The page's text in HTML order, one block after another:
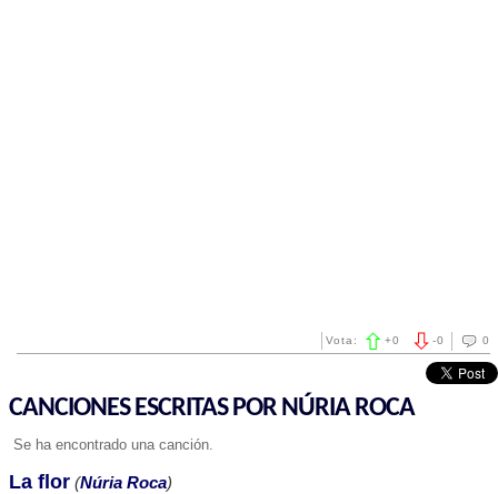
0
-0
Vota: +0
CANCIONES ESCRITAS POR NÚRIA ROCA
Se ha encontrado una canción.
La flor (Núria Roca)